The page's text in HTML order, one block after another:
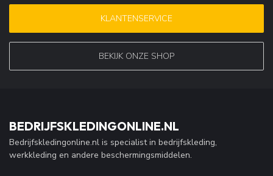
KLANTENSERVICE
BEKIJK ONZE SHOP
BEDRIJFSKLEDINGONLINE.NL
Bedrijfskledingonline.nl is specialist in bedrijfskleding,
werkkleding en andere beschermingsmiddelen.